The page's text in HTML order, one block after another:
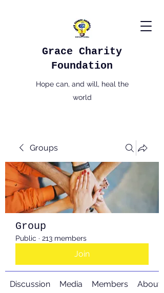
Grace Charity
Foundation
Hope can, and will, heal the
world
Groups
Group
Public · 213 members
Join
Discussion Media Members About